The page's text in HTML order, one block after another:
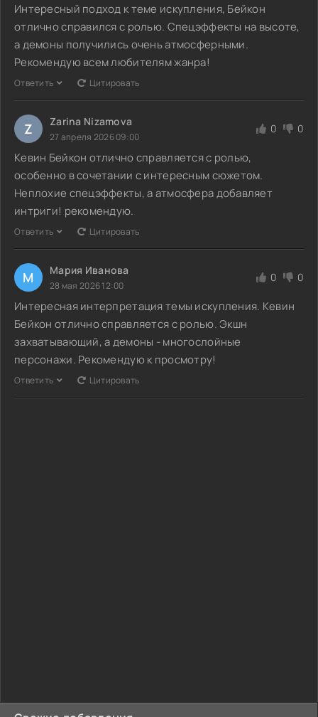
Интересный подход к теме искупления, Бейкон
отлично справился с ролью. Спецэффекты на высоте,
а демоны получились очень атмосферными.
Рекомендую всем любителям жанра!
Ответить Цитировать
Z Zarina Nizamova
27 апреля 2026 09:00
0 0
Кевин Бейкон отлично справляется с ролью,
особенно в сочетании с интересным сюжетом.
Неплохие спецэффекты, а атмосфера добавляет
интриги! рекомендую.
Ответить Цитировать
М Мария Иванова
28 мая 2026 12:00
0 0
Интересная интерпретация темы искупления. Кевин
Бейкон отлично справляется с ролью. Экшн
захватывающий, а демоны - многослойные
персонажи. Рекомендую к просмотру!
Ответить Цитировать